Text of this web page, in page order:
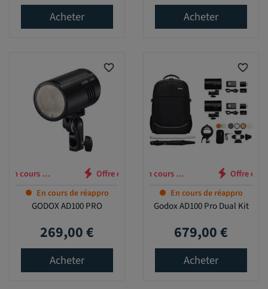
Acheter Acheter
favorite_border
cours …
En cours de réappro
GODOX AD100 PRO
Prix
269,00 €
Acheter
favorite_border
Offre en cours …
En cours de réappro
Godox AD100 Pro Dual Kit
Prix
679,00 €
Acheter